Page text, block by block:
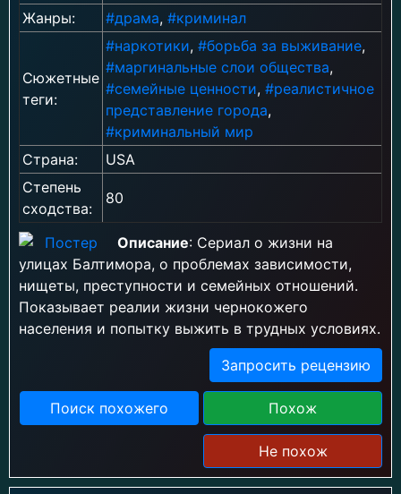
Жанры: #драма, #криминал
Сюжетные
теги:
#наркотики, #борьба за выживание,
#маргинальные слои общества,
#семейные ценности, #реалистичное
представление города,
#криминальный мир
Страна:
USA
Степень
сходства:
80
Описание: Сериал о жизни на
улицах Балтимора, о проблемах зависимости,
нищеты, преступности и семейных отношений.
Показывает реалии жизни чернокожего
населения и попытку выжить в трудных условиях.
Запросить рецензию
Поиск похожего Похож
Не похож